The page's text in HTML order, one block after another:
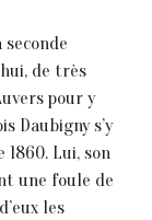
de très
pour y
Daubigny s’y
Lui, son
une foule de
les